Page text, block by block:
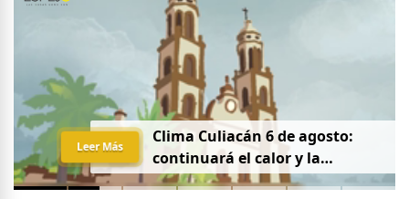
Clima Culiacán 6 de agosto:
continuará el calor y la
probabilidad de lluvia
Leer Más